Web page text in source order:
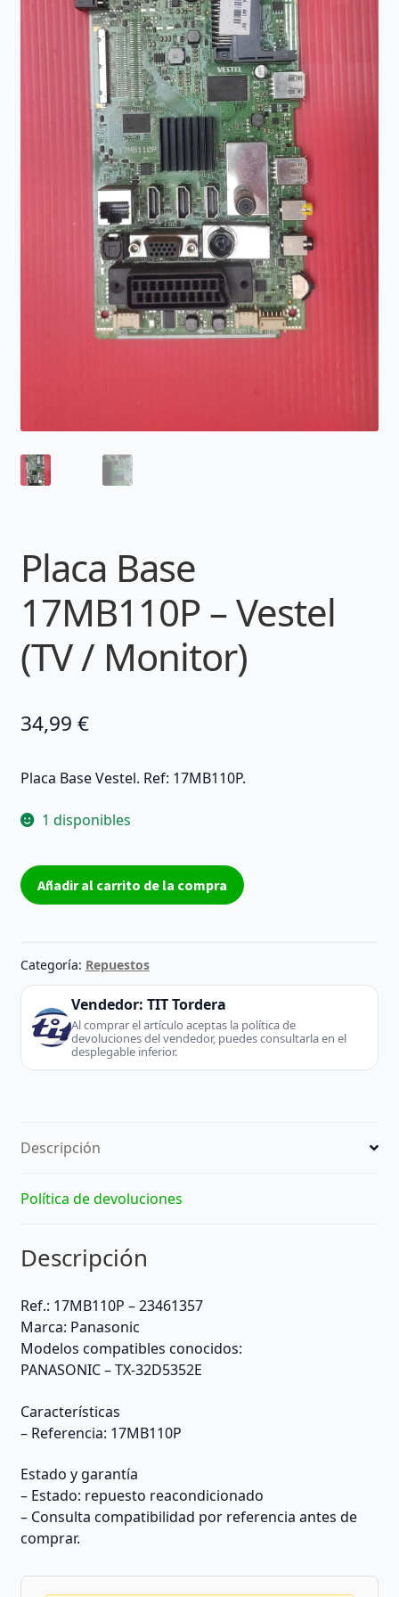
Placa Base
17MB110P – Vestel
(TV / Monitor)
34,99 €
Placa Base Vestel. Ref: 17MB110P.
1 disponibles
Placa
Base
Vestel
(TV
Monitor)
cantidad
Añadir al carrito de la compra
Categoría: Repuestos
Vendedor: TIT Tordera
Al comprar el artículo aceptas la política de
devoluciones del vendedor, puedes consultarla en el
desplegable inferior.
Descripción
Política de devoluciones
Descripción
Ref.: 17MB110P – 23461357
Marca: Panasonic
Modelos compatibles conocidos:
PANASONIC – TX-32D5352E
Características
– Referencia: 17MB110P
Estado y garantía
– Estado: repuesto reacondicionado
– Consulta compatibilidad por referencia antes de
comprar.